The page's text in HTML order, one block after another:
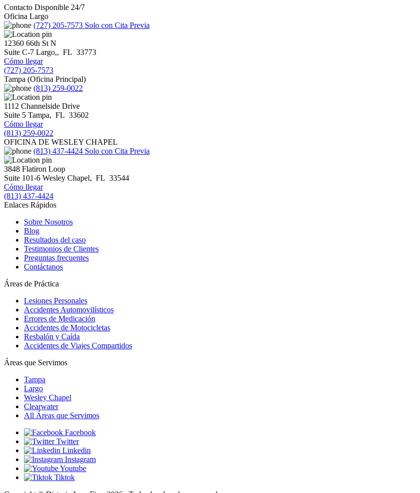
Contacto Disponible 24/7
Oficina Largo
(727) 205-7573 Solo con Cita Previa
12360 66th St N
Suite C-7 Largo,, FL 33773
Cómo llegar
(727) 205-7573
Tampa (Oficina Principal)
(813) 259-0022
1112 Channelside Drive
Suite 5 Tampa, FL 33602
Cómo llegar
(813) 259-0022
OFICINA DE WESLEY CHAPEL
(813) 437-4424 Solo con Cita Previa
3848 Flatiron Loop
Suite 101-6 Wesley Chapel, FL 33544
Cómo llegar
(813) 437-4424
Enlaces Rápidos
Sobre Nosotros
Blog
Resultados del caso
Testimonios de Clientes
Preguntas frecuentes
Contáctanos
Áreas de Práctica
Lesiones Personales
Accidentes Automovilísticos
Errores de Medicación
Accidentes de Motocicletas
Resbalón y Caída
Accidentes de Viajes Compartidos
Áreas que Servimos
Tampa
Largo
Wesley Chapel
Clearwater
All Áreas que Servimos
Facebook
Twitter
Linkedin
Instagram
Youtube
Tiktok